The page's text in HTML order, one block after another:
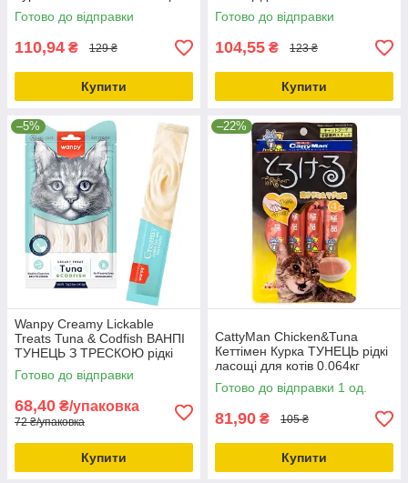
для котів 0.08кг
Готово до відправки
110,94 ₴ 129 ₴
Купити
Готово до відправки
104,55 ₴ 123 ₴
Купити
–5%
Wanpy Creamy Lickable
Treats Tuna & Codfish ВАНПІ
ТУНЕЦЬ З ТРЕСКОЮ рідкі
ласощі для котів 0.07кг
Готово до відправки
68,40 ₴/упаковка
72 ₴/упаковка
Купити
–22%
CattyMan Chicken&Tuna
Кеттімен Курка ТУНЕЦЬ рідкі
ласощі для котів 0.064кг
Готово до відправки 1 од.
81,90 ₴ 105 ₴
Купити